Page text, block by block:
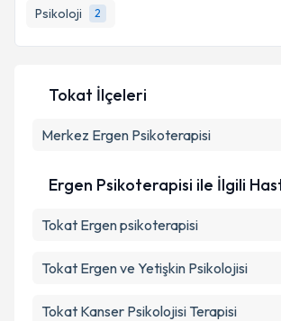
Psikoloji
2
bilgilendireceğiz.
E-posta Adresiniz
Kişisel verilerimin işlenmesine ilişkin
Takvim Talebini
Tokat İlçeleri
Merkez Ergen Psikoterapisi
Ergen Psikoterapisi ile İlgili
Tokat Ergen psikoterapisi
Tokat Ergen ve Yetişkin Psikolojisi
Tokat Kanser Psikolojisi Terapisi